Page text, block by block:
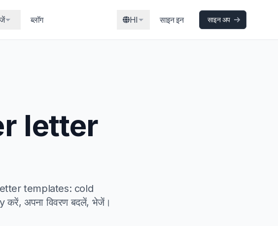
ब्लॉग HI साइन इन साइन अप
letter
letter templates: cold
अपना विवरण बदलें, भेजें।